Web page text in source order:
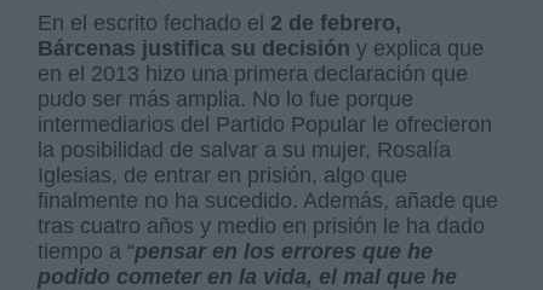
En el escrito fechado el 2 de febrero,
Bárcenas justifica su decisión y explica que
en el 2013 hizo una primera declaración que
pudo ser más amplia. No lo fue porque
intermediarios del Partido Popular le ofrecieron
la posibilidad de salvar a su mujer, Rosalía
Iglesias, de entrar en prisión, algo que
finalmente no ha sucedido. Además, añade que
tras cuatro años y medio en prisión le ha dado
tiempo a “pensar en los errores que he
podido cometer en la vida, el mal que he